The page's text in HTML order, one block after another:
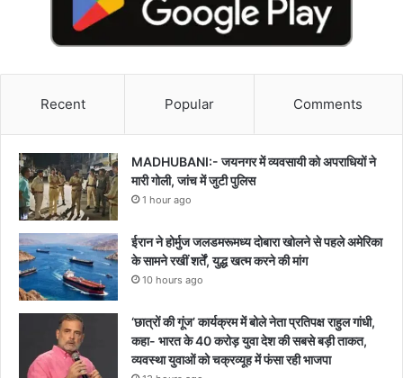
Recent Popular Comments
MADHUBANI:- जयनगर में व्यवसायी को अपराधियों ने
मारी गोली, जांच में जुटी पुलिस
1 hour ago
ईरान ने होर्मुज जलडमरूमध्य दोबारा खोलने से पहले अमेरिका
के सामने रखीं शर्तें, युद्ध खत्म करने की मांग
10 hours ago
‘छात्रों की गूंज’ कार्यक्रम में बोले नेता प्रतिपक्ष राहुल गांधी,
कहा- भारत के 40 करोड़ युवा देश की सबसे बड़ी ताकत,
व्यवस्था युवाओं को चक्रव्यूह में फंसा रही भाजपा